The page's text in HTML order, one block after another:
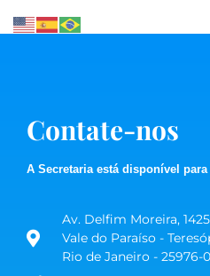
Contate-nos
A Secretaria está disponível
Av. Delfim Moreira, 1425
Vale do Paraíso -
Rio de Janeiro - 25976-